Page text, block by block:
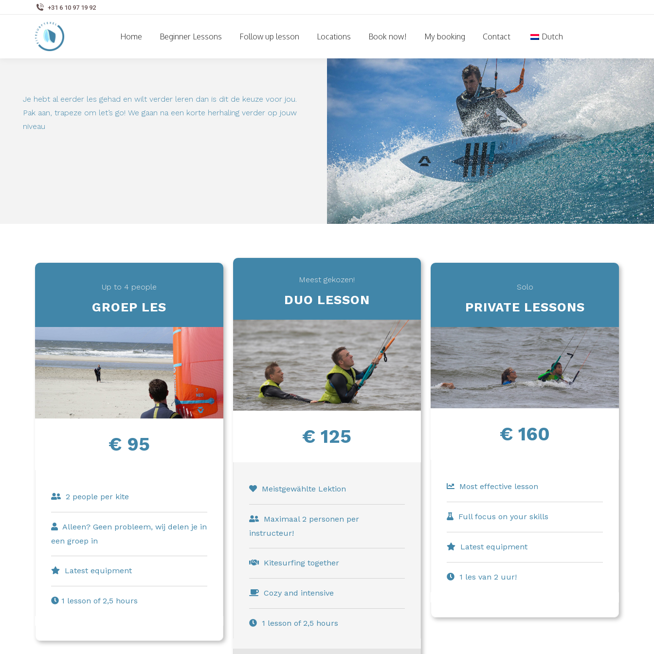
+31 6 10 97 19 92
Home Beginner Lessons Follow up lesson Locations Book now! My booking Contact Dutch
Je hebt al eerder les gehad en wilt verder leren dan is dit de keuze voor jou.
Pak aan, trapeze om let’s go! We gaan na een korte herhaling verder op jouw
niveau
Up to 4 people
GROEP LES
€ 95
2 people per kite
Alleen? Geen probleem, wij delen je in
een groep in
Latest equipment
1 lesson of 2,5 hours
Meest gekozen!
DUO LESSON
€ 125
Meistgewählte Lektion
Maximaal 2 personen per
instructeur!
Kitesurfing together
Cozy and intensive
1 lesson of 2,5 hours
Solo
PRIVATE LESSONS
€ 160
Most effective lesson
Full focus on your skills
Latest equipment
1 les van 2 uur!